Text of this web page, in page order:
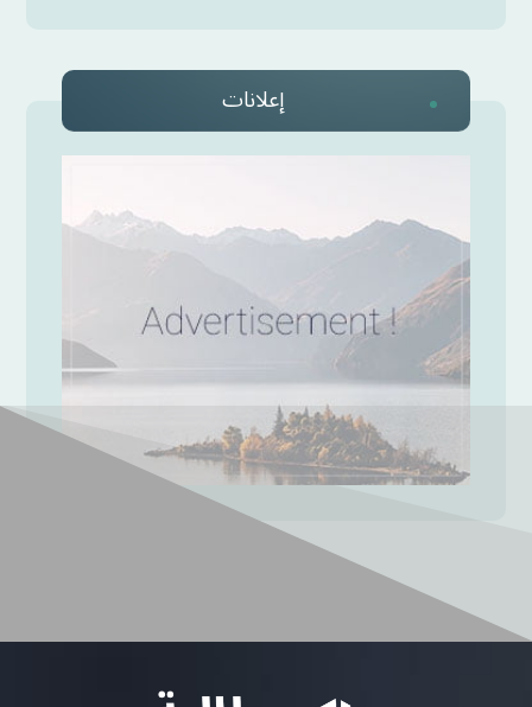
إعلانات